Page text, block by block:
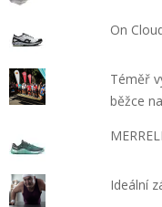
On
Téměř
běžce
Ideální